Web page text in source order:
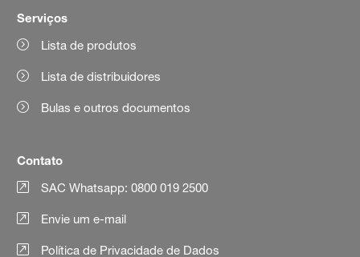
Serviços
Lista de produtos
Lista de distribuidores
Bulas e outros documentos
Contato
SAC Whatsapp: 0800 019 2500
Envie um e-mail
Política de Privacidade de Dados